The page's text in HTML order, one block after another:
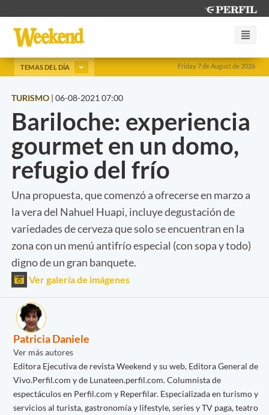
Friday 7 de August de 2026
TEMAS DEL DÍA
TURISMO | 06-08-2021 07:00
Bariloche: experiencia
gourmet en un domo,
refugio del frío
Una propuesta, que comenzó a ofrecerse en marzo a
la vera del Nahuel Huapi, incluye degustación de
variedades de cerveza que solo se encuentran en la
zona con un menú antifrío especial (con sopa y todo)
digno de un gran banquete.
Ver galería de imágenes
Patricia Daniele
Ver más autores
Editora Ejecutiva de revista Weekend y su web, Editora General de
Vivo.Perfil.com y de Lunateen.perfil.com. Columnista de
espectáculos en Perfil.com y Reperfilar. Especializada en turismo y
servicios al turista, gastronomía y lifestyle, series y TV paga, teatro